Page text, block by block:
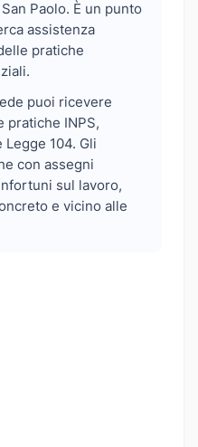
Paolo. È un punto
assistenza
pratiche
puoi ricevere
pratiche INPS,
104. Gli
con assegni
sul lavoro,
e vicino alle